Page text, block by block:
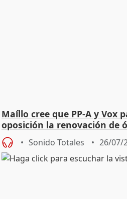
Maíllo cree que PP-A y Vox
oposición la renovación de
Defensor
Sonido Totales 26/07/